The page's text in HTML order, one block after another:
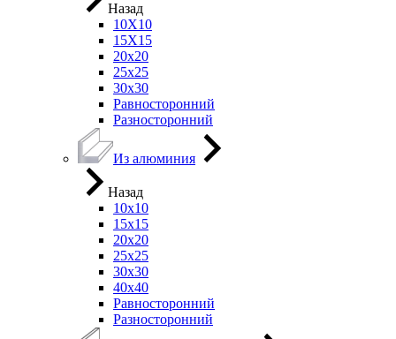
Назад
10Х10
15Х15
20х20
25х25
30х30
Равносторонний
Разносторонний
Из алюминия
Назад
10х10
15х15
20х20
25х25
30х30
40х40
Равносторонний
Разносторонний